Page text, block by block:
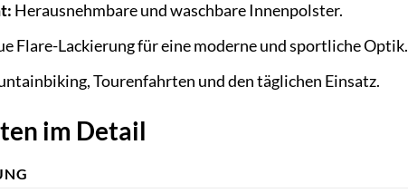
Herausnehmbare und waschbare Innenpolster.
Flare-Lackierung für eine moderne und sportliche Optik.
Tourenfahrten und den täglichen Einsatz.
im Detail